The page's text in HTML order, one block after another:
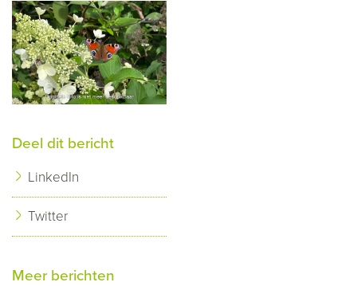
Deel dit bericht
LinkedIn
Twitter
Meer berichten